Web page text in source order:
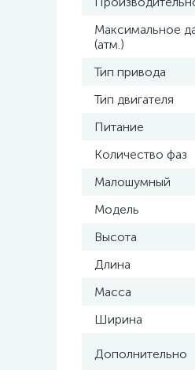
Максимальное
(атм.)
Тип привода
Тип двигателя
Питание
Количество фаз
Малошумный
Модель
Высота
Длина
Масса
Ширина
Дополнительно